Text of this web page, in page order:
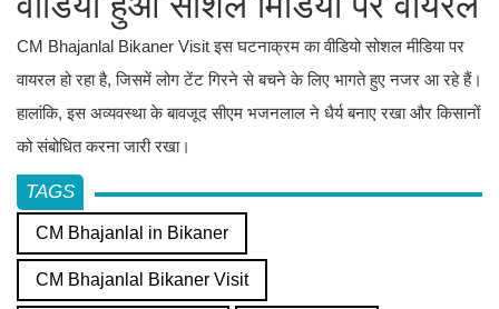
CM Bhajanlal Bikaner Visit इस घटनाक्रम का वीडियो सोशल मीडिया पर
वायरल हो रहा है, जिसमें लोग टेंट गिरने से बचने के लिए भागते हुए नजर आ रहे हैं।
हालांकि, इस अव्यवस्था के बावजूद सीएम भजनलाल ने धैर्य बनाए रखा और किसानों
को संबोधित करना जारी रखा।
TAGS
CM Bhajanlal in Bikaner
CM Bhajanlal Bikaner Visit